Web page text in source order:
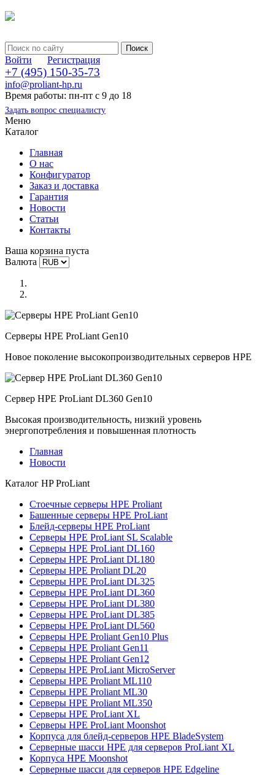
Войти Регистрация
+7 (495) 150-35-73
info@proliant-hp.ru
Время работы: пн-пт с 9 до 18
Задать вопрос специалисту
Меню
Каталог
Главная
О нас
Конфигуратор
Заказ и доставка
Гарантия
Новости
Статьи
Контакты
Ваша корзина пуста
Валюта
Серверы HPE ProLiant Gen10
Новое поколение высокопроизводительных серверов HPE
Сервер HPE ProLiant DL360 Gen10
Высокая производительность, низкий уровень
энергопотребления и повышенная плотность
Главная
Новости
Каталог HP ProLiant
Стоечные серверы HPE Proliant
Башенные серверы HPE ProLiant
Блейд-серверы HPE ProLiant
Серверы HPE ProLiant SL Scalable
Серверы HPE ProLiant DL160
Серверы HPE ProLiant DL180
Серверы HPE Proliant DL20
Серверы HPE ProLiant DL325
Серверы HPE ProLiant DL360
Серверы HPE ProLiant DL380
Серверы HPE ProLiant DL385
Серверы HPE ProLiant DL560
Серверы HPE Proliant Gen10 Plus
Серверы HPE Proliant Gen11
Серверы HPE Proliant Gen12
Серверы HPE ProLiant MicroServer
Серверы HPE Proliant ML110
Серверы HPE Proliant ML30
Серверы HPE Proliant ML350
Серверы HPE ProLiant XL
Серверы HPE ProLiant Moonshot
Корпуса для блейд-серверов HPE BladeSystem
Серверные шасси HPE для серверов ProLiant XL
Корпуса HPE Moonshot
Серверные шасси для серверов HPE Edgeline